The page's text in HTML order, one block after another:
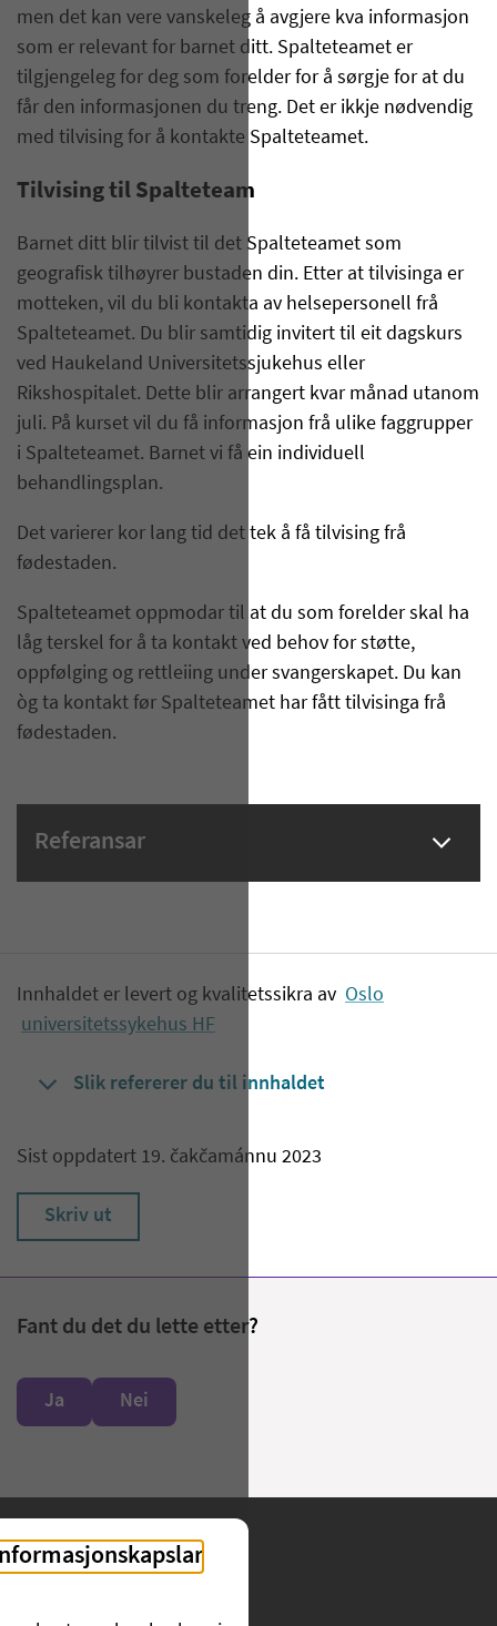
men det kan vere vanskeleg å avgjere kva informasjon
som er relevant for barnet ditt. Spalteteamet er
tilgjengeleg for deg som forelder for å sørgje for at du
får den informasjonen du treng. Det er ikkje nødvendig
med tilvising for å kontakte Spalteteamet.
Tilvising til Spalteteam
Barnet ditt blir tilvist til det Spalteteamet som
geografisk tilhøyrer bustaden din. Etter at tilvisinga er
motteken, vil du bli kontakta av helsepersonell frå
Spalteteamet. Du blir samtidig invitert til eit dagskurs
ved Haukeland Universitetssjukehus eller
Rikshospitalet. Dette blir arrangert kvar månad utanom
juli. På kurset vil du få informasjon frå ulike faggrupper
i Spalteteamet. Barnet vi få ein individuell
behandlingsplan.
Det varierer kor lang tid det tek å få tilvising frå
fødestaden.
Spalteteamet oppmodar til at du som forelder skal ha
låg terskel for å ta kontakt ved behov for støtte,
oppfølging og rettleiing under svangerskapet. Du kan
òg ta kontakt før Spalteteamet har fått tilvisinga frå
fødestaden.
Referansar
Innhaldet er levert og kvalitetssikra av Oslo
universitetssykehus HF
Slik refererer du til innhaldet
Sist oppdatert 19. čakčamánnu 2023
Skriv ut
Fant du det du lette etter?
Ja Nei